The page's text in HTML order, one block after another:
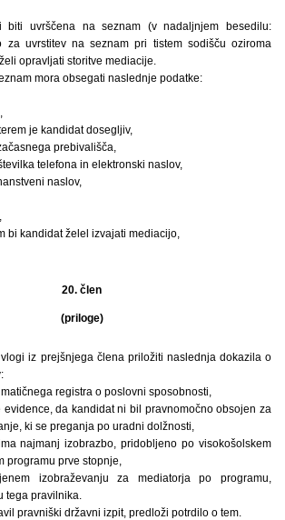
biti uvrščena na seznam (v nadaljnjem besedilu:
za uvrstitev na seznam pri tistem sodišču oziroma
opravljati storitve mediacije.
mora obsegati naslednje podatke:
je kandidat dosegljiv,
prebivališča,
telefona in elektronski naslov,
naslov,
bi kandidat želel izvajati mediacijo,
20. člen
(priloge)
iz prejšnjega člena priložiti naslednja dokazila o
registra o poslovni sposobnosti,
da kandidat ni bil pravnomočno obsojen za
ki se preganja po uradni dolžnosti,
najmanj izobrazbo, pridobljeno po visokošolskem
programu prve stopnje,
izobraževanju za mediatorja po programu,
tega pravilnika.
pravniški državni izpit, predloži potrdilo o tem.